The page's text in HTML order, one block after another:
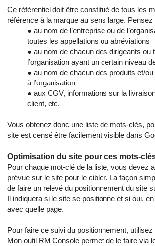
Ce référentiel doit être constitué de tous les
référence à la marque au sens large. Pensez
● au nom de l’entreprise ou de
toutes les appellations ou abréviations
● au nom de chacun des dirigeants ou
l’organisation ayant un certain niveau
● au nom de chacun des produits et/
à l’organisation
● aux CGV, informations sur la
client, etc.
Vous obtenez donc une liste de mots-clés,
site est censé être facilement visible dans
Optimisation du site pour ces mots-
Pour chaque mot-clé de la liste, vous devez
prévue sur le site pour le cibler. La façon
de faire un relevé du positionnement du site
Il indiquera si le site se positionne et si oui,
avec quelle page.
Pour faire ce suivi du positionnement, utilisez
Mon outil RM Console permet de le faire via